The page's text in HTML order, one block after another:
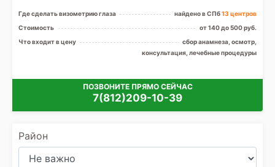
Где сделать визометрию глаза найдено в СПб13 центров
Стоимость
от 140 до 500 руб.
Что входит в цену
сбор анамнеза, осмотр,
консультация, лечебные процедуры
ПОЗВОНИТЕ ПРЯМО СЕЙЧАС
7(812)209-10-39
Район